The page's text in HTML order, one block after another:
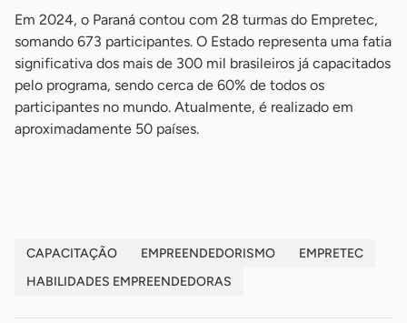
Em 2024, o Paraná contou com 28 turmas do Empretec,
somando 673 participantes. O Estado representa uma fatia
significativa dos mais de 300 mil brasileiros já capacitados
pelo programa, sendo cerca de 60% de todos os
participantes no mundo. Atualmente, é realizado em
aproximadamente 50 países.
CAPACITAÇÃO EMPREENDEDORISMO
EMPRETEC
HABILIDADES EMPREENDEDORAS